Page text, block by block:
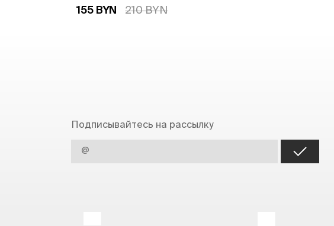
155 BYN
210 BYN
Подписывайтесь на рассылку